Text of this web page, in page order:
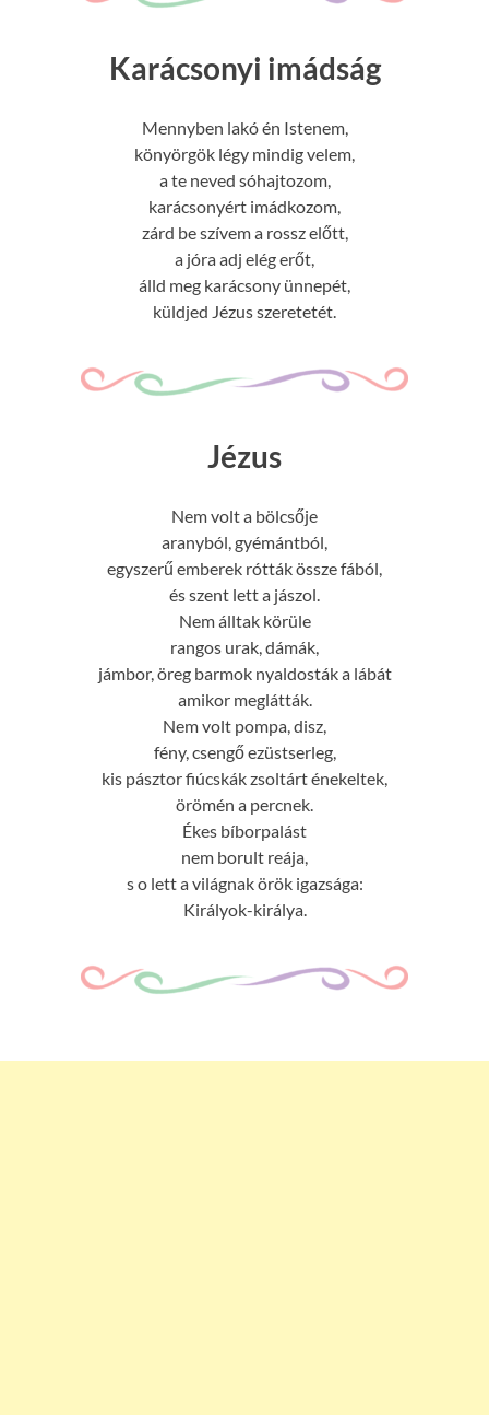
Karácsonyi imádság
Mennyben lakó én Istenem,
könyörgök légy mindig velem,
a te neved sóhajtozom,
karácsonyért imádkozom,
zárd be szívem a rossz előtt,
a jóra adj elég erőt,
álld meg karácsony ünnepét,
küldjed Jézus szeretetét.
Jézus
Nem volt a bölcsője
aranyból, gyémántból,
egyszerű emberek rótták össze fából,
és szent lett a jászol.
Nem álltak körüle
rangos urak, dámák,
jámbor, öreg barmok nyaldosták a lábát
amikor meglátták.
Nem volt pompa, disz,
fény, csengő ezüstserleg,
kis pásztor fiúcskák zsoltárt énekeltek,
örömén a percnek.
Ékes bíborpalást
nem borult reája,
s o lett a világnak örök igazsága:
Királyok-királya.